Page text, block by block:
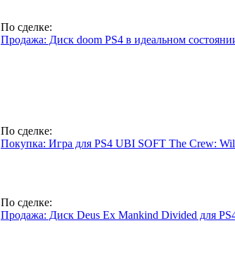
По сделке:
Продажа: Диск doom PS4 в идеальном
По сделке:
Покупка: Игра для PS4 UBI SOFT The Crew:
По сделке:
Продажа: Диск Deus Ex Mankind Divided для